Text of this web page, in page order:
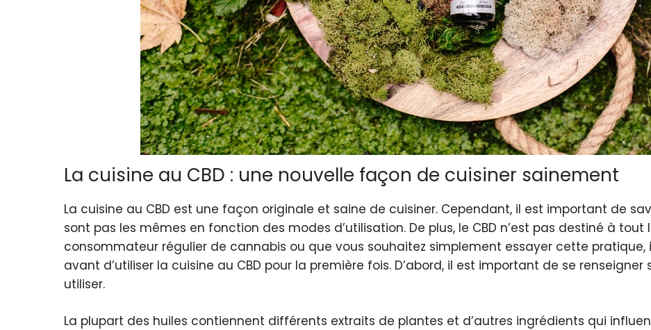
La cuisine au CBD : une nouvelle façon de cuisiner sainement
La cuisine au CBD est une façon originale et saine de cuisiner. Cependant, il est important de
sont pas les mêmes en fonction des modes d’utilisation. De plus, le CBD n’est pas destiné à tout
consommateur régulier de cannabis ou que vous souhaitez simplement essayer cette pratique,
avant d’utiliser la cuisine au CBD pour la première fois. D’abord, il est important de se renseigner
utiliser.
La plupart des huiles contiennent différents extraits de plantes et d’autres ingrédients qui